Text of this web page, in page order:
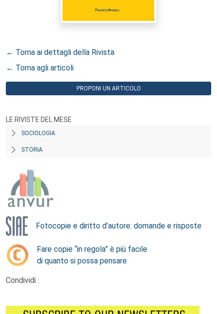
← Torna ai dettagli della Rivista
← Torna agli articoli
PROPONI UN ARTICOLO
LE RIVISTE DEL MESE
SOCIOLOGIA
STORIA
Fotocopie e diritto d’autore: domande e risposte
Fare copie “in regola” è più facile
di quanto si possa pensare
Condividi :